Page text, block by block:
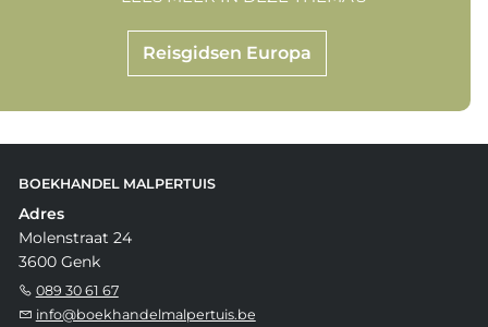
Reisgidsen Europa
BOEKHANDEL MALPERTUIS
Adres
Molenstraat 24
3600 Genk
089 30 61 67
info@boekhandelmalpertuis.be